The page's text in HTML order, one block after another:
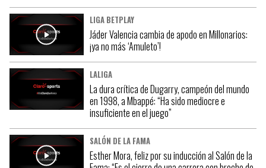
LIGA BETPLAY
Jáder Valencia cambia de apodo en Millonarios:
¡ya no más ‘Amuleto’!
LALIGA
La dura crítica de Dugarry, campeón del mundo
en 1998, a Mbappé: “Ha sido mediocre e
insuficiente en el juego”
SALÓN DE LA FAMA
Esther Mora, feliz por su inducción al Salón de la